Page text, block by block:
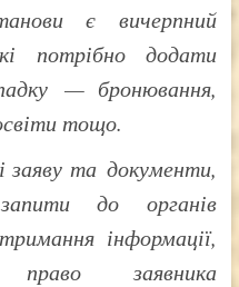
є вичерпний
потрібно додати
— бронювання,
тощо.
заяву та документи,
до органів
інформації,
заявника